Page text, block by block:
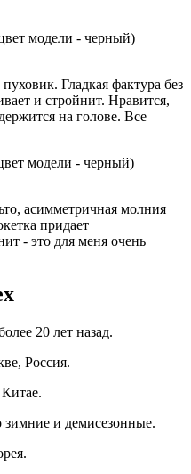
модели - черный)
Гладкая фактура без
и стройнит. Нравится,
на голове. Все
модели - черный)
асимметричная молния
придает
- это для меня очень
20 лет назад.
Россия.
зимние и демисезонные.